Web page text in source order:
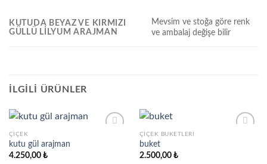
KUTUDA BEYAZ VE KIRMIZI
GÜLLÜ LILYUM ARAJMAN
Mevsim ve stoğa göre renk
ve ambalaj değişe bilir
İLGILI ÜRÜNLER
ÇIÇEK
kutu gül arajman
4.250,00 ₺
ÇIÇEK BUKETLERI
buket
2.500,00 ₺